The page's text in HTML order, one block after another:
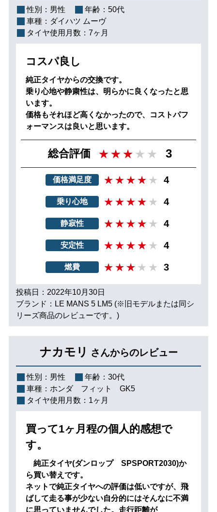
性別： 男性 年齢： 50代
車種： ダイハツ ムーヴ
タイヤ使用月数： 7ヶ月
コスパ良し
純正タイヤからの交換です。
乗り心地や静粛性は、明らかに良くなったと思
います。
価格もそれほど高くなかったので、コストパフ
ォーマンスは良いと思います。
総合評価 3
価格満足度 4
乗り心地 4
静寂性 4
安定性 4
燃費 3
投稿日：2022年10月30日
ブランド：LE MANS 5 LM5 (※旧モデルまたは同シ
リーズ商品のレビューです。)
ナカモリ さんからのレビュー
性別： 男性 年齢： 30代
車種： ホンダ フィット GK5
タイヤ使用月数： 1ヶ月
買って1ヶ月程の個人的感想で
す。
純正タイヤ(ダンロップ SPSPORT2030)か
ら買い替えです。
ネットで純正タイヤへの評価は低いですが、飛
ばして走る事が少ない自分的にはそんなに不満
に思っていませんでした。走行距離が